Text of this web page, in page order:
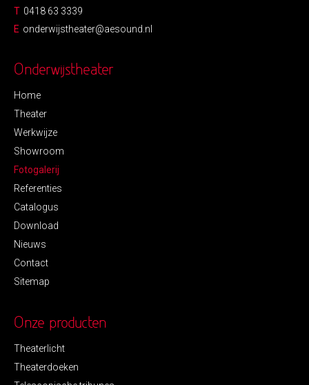
T 0418 63 3339
E onderwijstheater@aesound.nl
Onderwijstheater
Home
Theater
Werkwijze
Showroom
Fotogalerij
Referenties
Catalogus
Download
Nieuws
Contact
Sitemap
Onze producten
Theaterlicht
Theaterdoeken